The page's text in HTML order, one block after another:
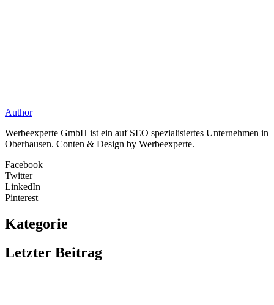
Author
Werbeexperte GmbH ist ein auf SEO spezialisiertes Unternehmen in
Oberhausen. Conten & Design by Werbeexperte.
Facebook
Twitter
LinkedIn
Pinterest
Kategorie
Letzter Beitrag